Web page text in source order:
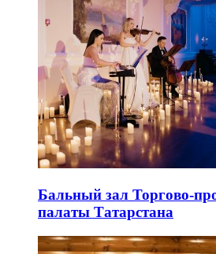
Бальный зал Торгово-
палаты Татарстана